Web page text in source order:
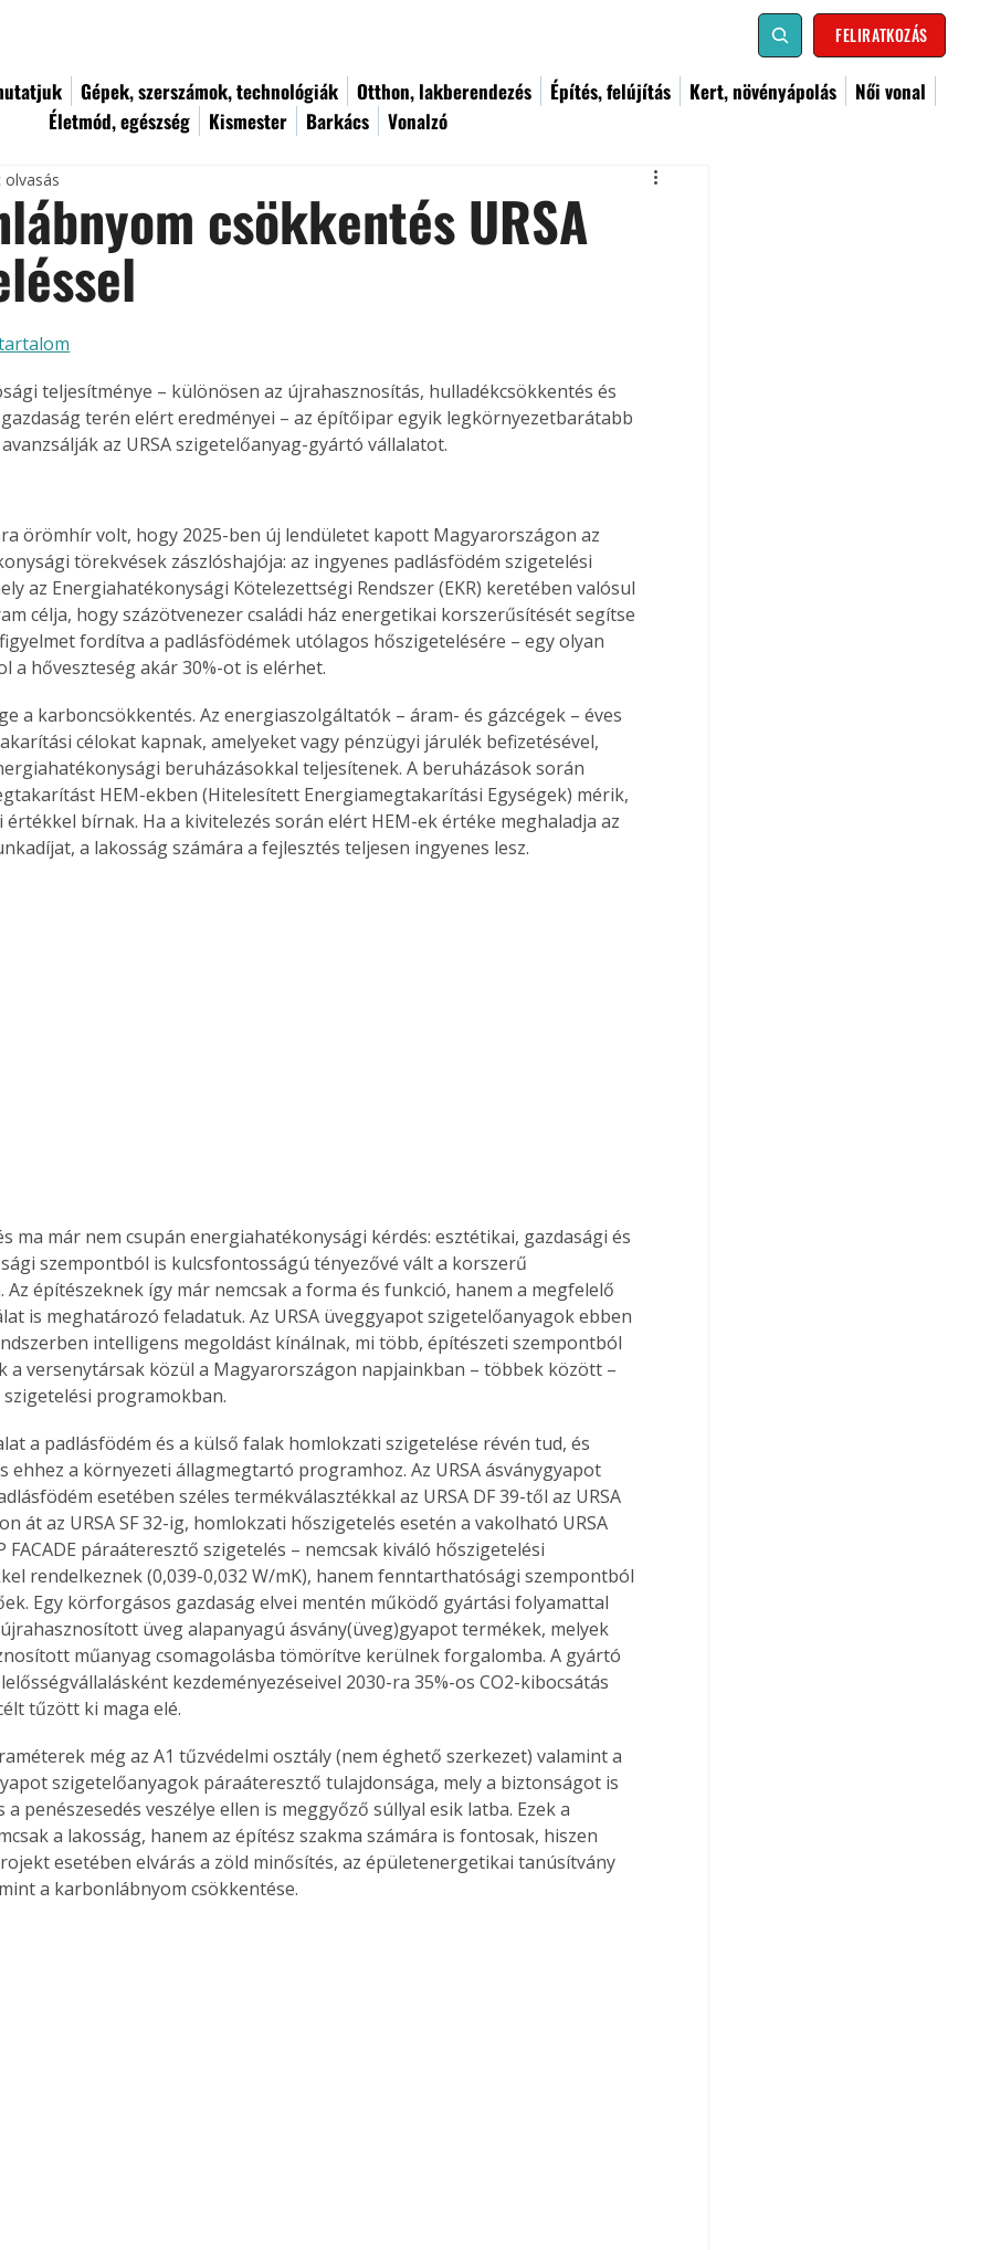
FELIRATKOZÁS
Gépek, szerszámok, technológiák Otthon, lakberendezés Építés, felújítás Kert, növényápolás
Női vonal
Életmód, egészség
Kismester Barkács Vonalzó
csökkentés URSA
olvasás
teljesítménye – különösen az újrahasznosítás, hulladékcsökkentés és
terén elért eredményei – az építőipar egyik legkörnyezetbarátabb
az URSA szigetelőanyag-gyártó vállalatot.
örömhír volt, hogy 2025-ben új lendületet kapott Magyarországon az
törekvések zászlóshajója: az ingyenes padlásfödém szigetelési
az Energiahatékonysági Kötelezettségi Rendszer (EKR) keretében valósul
célja, hogy százötvenezer családi ház energetikai korszerűsítését segítse
fordítva a padlásfödémek utólagos hőszigetelésére – egy olyan
a hőveszteség akár 30%-ot is elérhet.
a karboncsökkentés. Az energiaszolgáltatók – áram- és gázcégek – éves
célokat kapnak, amelyeket vagy pénzügyi járulék befizetésével,
beruházásokkal teljesítenek. A beruházások során
HEM-ekben (Hitelesített Energiamegtakarítási Egységek) mérik,
értékkel bírnak. Ha a kivitelezés során elért HEM-ek értéke meghaladja az
a lakosság számára a fejlesztés teljesen ingyenes lesz.
ma már nem csupán energiahatékonysági kérdés: esztétikai, gazdasági és
szempontból is kulcsfontosságú tényezővé vált a korszerű
Az építészeknek így már nemcsak a forma és funkció, hanem a megfelelő
is meghatározó feladatuk. Az URSA üveggyapot szigetelőanyagok ebben
intelligens megoldást kínálnak, mi több, építészeti szempontból
a versenytársak közül a Magyarországon napjainkban – többek között –
programokban.
a padlásfödém és a külső falak homlokzati szigetelése révén tud, és
ehhez a környezeti állagmegtartó programhoz. Az URSA ásványgyapot
esetében széles termékválasztékkal az URSA DF 39-től az URSA
át az URSA SF 32-ig, homlokzati hőszigetelés esetén a vakolható URSA
FACADE páraáteresztő szigetelés – nemcsak kiváló hőszigetelési
rendelkeznek (0,039-0,032 W/mK), hanem fenntarthatósági szempontból
Egy körforgásos gazdaság elvei mentén működő gyártási folyamattal
üveg alapanyagú ásvány(üveg)gyapot termékek, melyek
műanyag csomagolásba tömörítve kerülnek forgalomba. A gyártó
kezdeményezéseivel 2030-ra 35%-os CO2-kibocsátás
tűzött ki maga elé.
még az A1 tűzvédelmi osztály (nem éghető szerkezet) valamint a
szigetelőanyagok páraáteresztő tulajdonsága, mely a biztonságot is
a penészesedés veszélye ellen is meggyőző súllyal esik latba. Ezek a
a lakosság, hanem az építész szakma számára is fontosak, hiszen
esetében elvárás a zöld minősítés, az épületenergetikai tanúsítvány
a karbonlábnyom csökkentése.